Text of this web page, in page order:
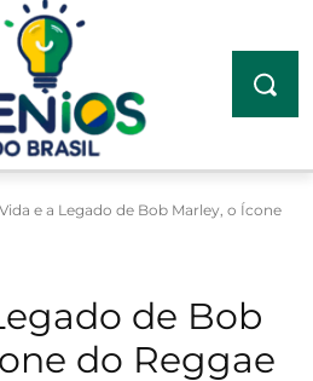
e a Legado de Bob Marley, o Ícone
de Bob
do Reggae